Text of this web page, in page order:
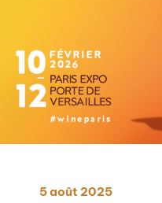
5 août 2025